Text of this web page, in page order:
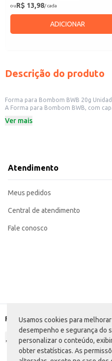
Usamos cookies para
desempenho e segurança do
personalizar o conteúdo,
obter estatísticas. As
ouR$ 13,98/ cada
ADICIONAR
Descrição do produto
Forma para Bombom BWB 20g
A Forma para Bombom BWB, com
Marca: BWB
Após o preenchimento, leve à
Para facilitar a remoção dos
final de alta qualidade.
Ver mais
Atendimento
Meus pedidos
Central de atendimento
Fale conosco
Formas de pagamento